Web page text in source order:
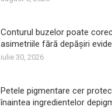
Conturul buzelor poate
asimetriile fără depășiri
iulie 30, 2026
Petele pigmentare cer
înaintea ingredientelor